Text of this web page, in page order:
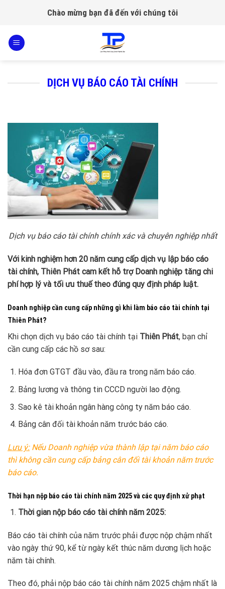
Chào mừng bạn đã đến với chúng tôi
DỊCH VỤ BÁO CÁO TÀI CHÍNH
Dịch vụ báo cáo tài chính chính xác và chuyên nghiệp nhất
Với kinh nghiệm hơn 20 năm cung cấp dịch vụ lập báo cáo
tài chính, Thiên Phát cam kết hỗ trợ Doanh nghiệp tăng chi
phí hợp lý và tối ưu thuế theo đúng quy định pháp luật.
Doanh nghiệp cần cung cấp những gì khi làm báo cáo tài chính tại
Thiên Phát?
Khi chọn dịch vụ báo cáo tài chính tại Thiên Phát, bạn chỉ
cần cung cấp các hồ sơ sau:
Hóa đơn GTGT đầu vào, đầu ra trong năm báo cáo.
Bảng lương và thông tin CCCD người lao động.
Sao kê tài khoản ngân hàng công ty năm báo cáo.
Bảng cân đối tài khoản năm trước báo cáo.
Lưu ý:Nếu Doanh nghiệp vừa thành lập tại năm báo cáo
thì không cần cung cấp bảng cân đối tài khoản năm trước
báo cáo.
Thời hạn nộp báo cáo tài chính năm 2025 và các quy định xử phạt
Thời gian nộp báo cáo tài chính năm 2025:
Báo cáo tài chính của năm trước phải được nộp chậm nhất
vào ngày thứ 90, kể từ ngày kết thúc năm dương lịch hoặc
năm tài chính.
Theo đó, phải nộp báo cáo tài chính năm 2025 chậm nhất là